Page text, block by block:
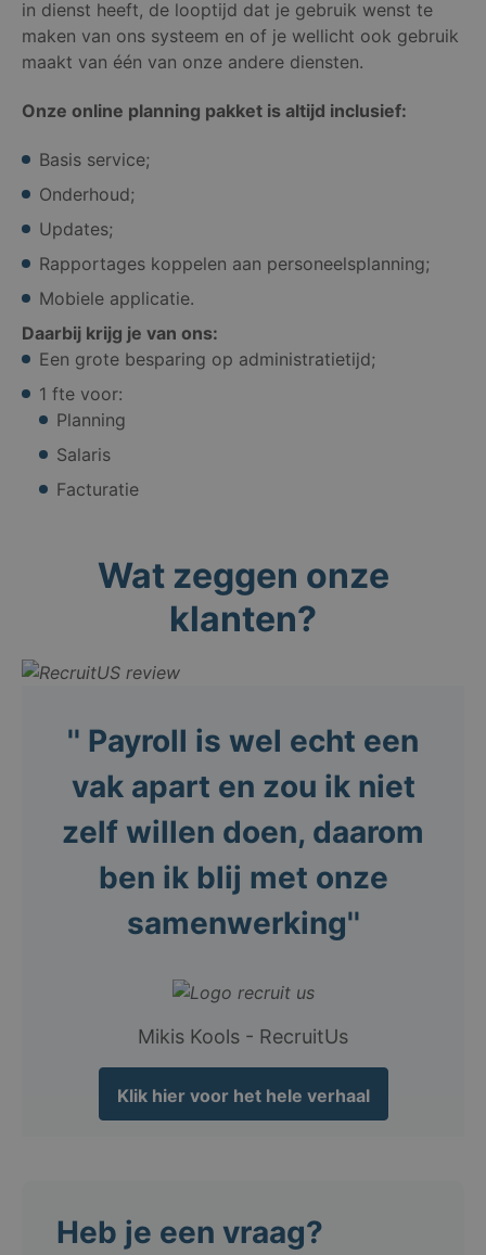
in dienst heeft, de looptijd dat je gebruik wenst te
maken van ons systeem en of je wellicht ook gebruik
maakt van één van onze andere diensten.
Onze online planning pakket is altijd inclusief:
Basis service;
Onderhoud;
Updates;
Rapportages koppelen aan personeelsplanning;
Mobiele applicatie.
Daarbij krijg je van ons:
Een grote besparing op administratietijd;
1 fte voor:
Planning
Salaris
Facturatie
Wat zeggen onze
klanten?
'' Payroll is wel echt een
vak apart en zou ik niet
zelf willen doen, daarom
ben ik blij met onze
samenwerking''
Mikis Kools - RecruitUs
Klik hier voor het hele verhaal
Heb je een vraag?